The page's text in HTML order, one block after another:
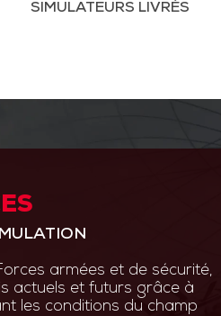
SIMULATEURS LIVRÉS
armées et de sécurité,
actuels et futurs grâce à
les conditions du champ
au cœur de sa R&D
micromécanique et